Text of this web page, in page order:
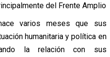
del Frente Amplio
varios meses que sus
humanitaria y política en
la relación con sus